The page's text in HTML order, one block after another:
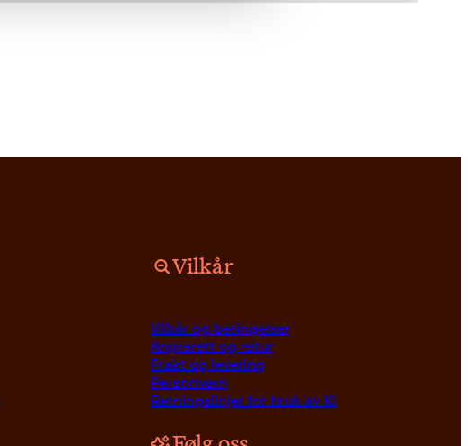
Vilkår
Vilkår og betingelser
Angrerett og retur
Frakt og levering
Personvern
Retningslinjer for bruk av KI